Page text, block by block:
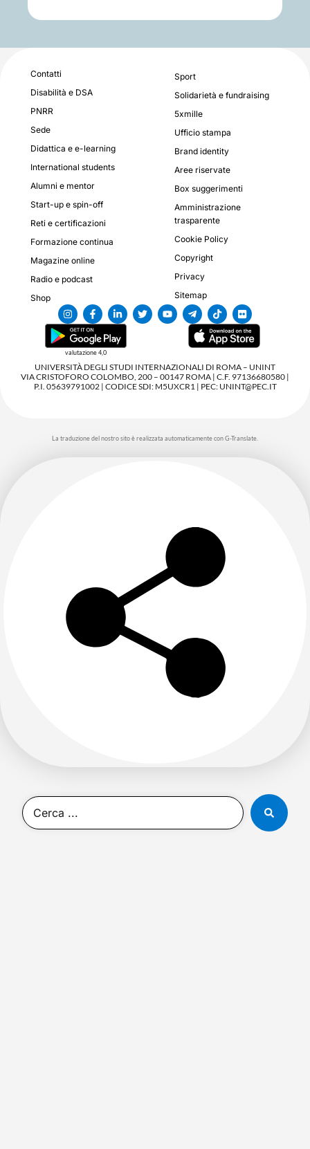
Contatti
Disabilità e DSA
PNRR
Sede
Didattica e e-learning
International students
Alumni e mentor
Start-up e spin-off
Reti e certificazioni
Formazione continua
Magazine online
Radio e podcast
Shop
Sport
Solidarietà e fundraising
5xmille
Ufficio stampa
Brand identity
Aree riservate
Box suggerimenti
Amministrazione
trasparente
Cookie Policy
Copyright
Privacy
Sitemap
valutazione 4,0
UNIVERSITÀ DEGLI STUDI INTERNAZIONALI DI ROMA – UNINT
VIA CRISTOFORO COLOMBO, 200 – 00147 ROMA | C.F. 97136680580 |
P.I. 05639791002 | CODICE SDI: M5UXCR1 | PEC: UNINT@PEC.IT
La traduzione del nostro sito è realizzata automaticamente con G-Translate.